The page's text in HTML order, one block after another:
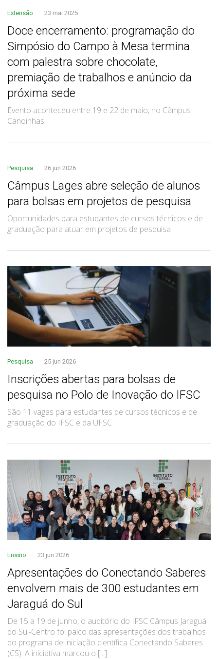
Extensão 23 mai 2025
Doce encerramento: programação do
Simpósio do Campo à Mesa termina
com palestra sobre chocolate,
premiação de trabalhos e anúncio da
próxima sede
Evento aconteceu entre 19 e 22 de maio, no Câmpus
Canoinhas.
Pesquisa 26 jun 2026
Câmpus Lages abre seleção de alunos
para bolsas em projetos de pesquisa
Oportunidades para estudantes de cursos técnicos e de
graduação para atuar em projetos de pesquisa
Pesquisa 25 jun 2026
Inscrições abertas para bolsas de
pesquisa no Polo de Inovação do IFSC
São 11 vagas para estudantes de cursos técnicos e de
graduação do IFSC e da UFSC
Ensino 23 jun 2026
Apresentações do Conectando Saberes
envolvem mais de 300 estudantes em
Jaraguá do Sul
De 15 a 19 de junho, o auditório do IFSC Câmpus Jaraguá
do Sul-Centro foi palco das apresentações dos trabalhos
do programa de iniciação científica Conectando Saberes
(CS). A iniciativa marcou o [...]